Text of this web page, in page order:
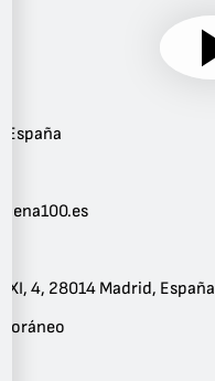
España
XI, 4, 28014 Madrid, España